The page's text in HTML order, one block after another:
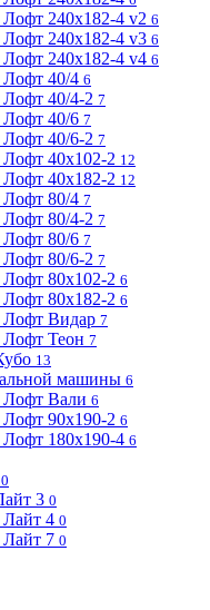
240х182-4 v2 6
240х182-4 v3 6
240х182-4 v4 6
40/4 6
40/4-2 7
40/6 7
40/6-2 7
40х102-2 12
40х182-2 12
80/4 7
80/4-2 7
80/6 7
80/6-2 7
80х102-2 6
80х182-2 6
Лофт Видар 7
Теон 7
13
машины 6
Лофт Вали 6
90х190-2 6
180х190-4 6
0
3 0
4 0
7 0